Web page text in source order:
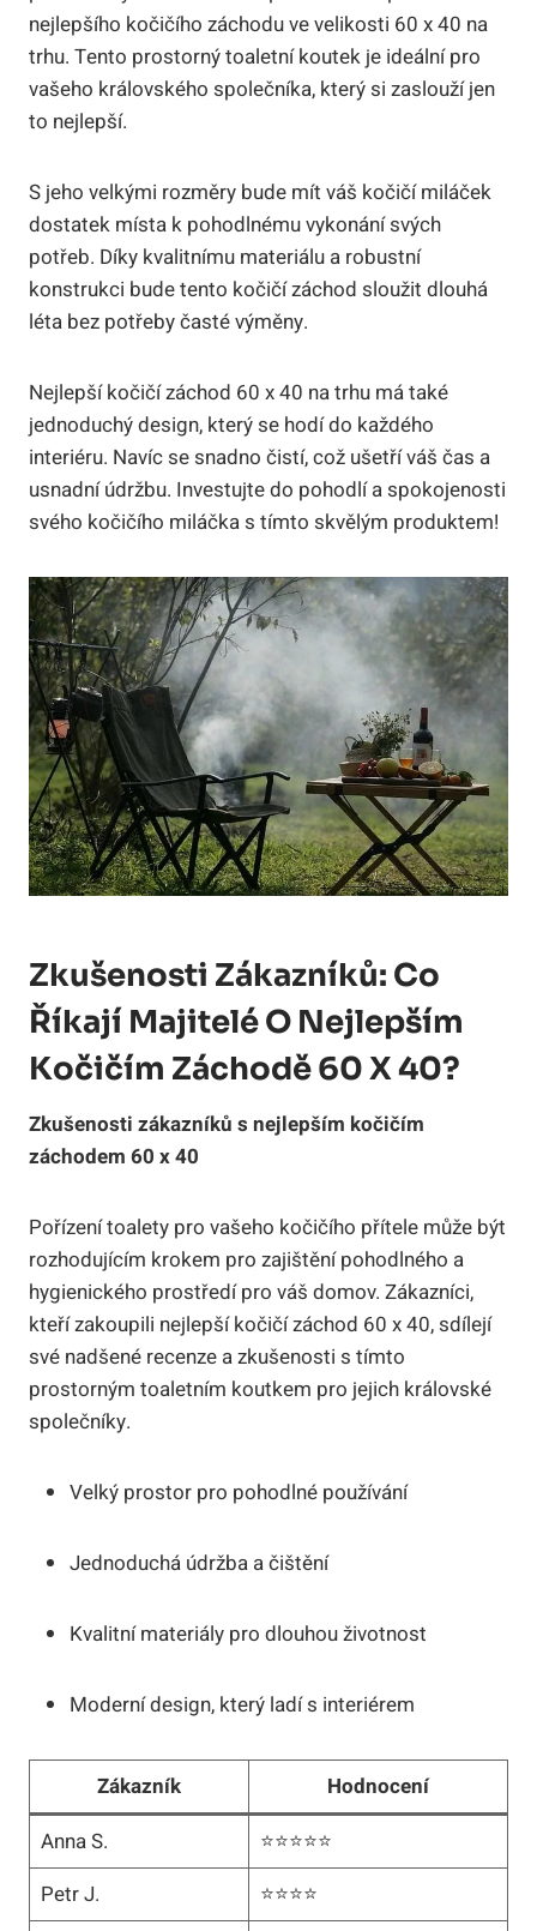
nejlepšího kočičího záchodu ve velikosti 60 x 40 na
trhu. Tento prostorný toaletní koutek je ideální pro
vašeho královského společníka, který si zaslouží jen
to nejlepší.
S jeho velkými rozměry bude mít váš kočičí miláček
dostatek místa k pohodlnému vykonání svých
potřeb. Díky kvalitnímu materiálu a robustní
konstrukci bude tento kočičí záchod sloužit dlouhá
léta bez potřeby časté výměny.
Nejlepší kočičí záchod 60 x 40 na trhu má také
jednoduchý design, který se hodí do každého
interiéru. Navíc se snadno čistí, což ušetří váš čas a
usnadní údržbu. Investujte do pohodlí a spokojenosti
svého kočičího miláčka s tímto skvělým produktem!
Zkušenosti Zákazníků: Co
Říkají Majitelé O Nejlepším
Kočičím Záchodě 60 X 40?
Zkušenosti zákazníků s nejlepším kočičím
záchodem 60 x 40
Pořízení toalety pro vašeho kočičího přítele může být
rozhodujícím krokem pro zajištění pohodlného a
hygienického prostředí pro váš domov. Zákazníci,
kteří zakoupili nejlepší kočičí záchod 60 x 40, sdílejí
své nadšené recenze a zkušenosti s tímto
prostorným toaletním koutkem pro jejich královské
společníky.
Velký prostor pro pohodlné používání
Jednoduchá údržba a čištění
Kvalitní materiály pro dlouhou životnost
Moderní design, který ladí s interiérem
Zákazník
Hodnocení
Anna S.
⭐️⭐️⭐️⭐️⭐️
Petr J.
⭐️⭐️⭐️⭐️